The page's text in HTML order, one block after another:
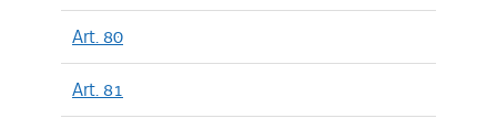
Art. 80
Art. 81